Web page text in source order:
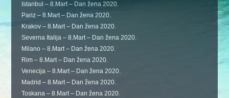
Istanbul – 8.Mart – Dan žena 2020.
Pariz – 8.Mart – Dan žena 2020.
Krakov – 8.Mart – Dan žena 2020.
Severna Italija – 8.Mart – Dan žena 2020.
Milano – 8.Mart – Dan žena 2020.
Rim – 8.Mart – Dan žena 2020.
Venecija – 8.Mart – Dan žena 2020.
Madrid – 8.Mart – Dan žena 2020.
Toskana – 8.Mart – Dan žena 2020.